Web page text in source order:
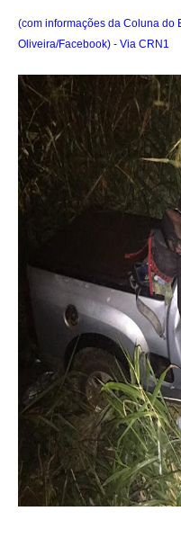
(com informações da Coluna do
Oliveira/Facebook) - Via CRN1